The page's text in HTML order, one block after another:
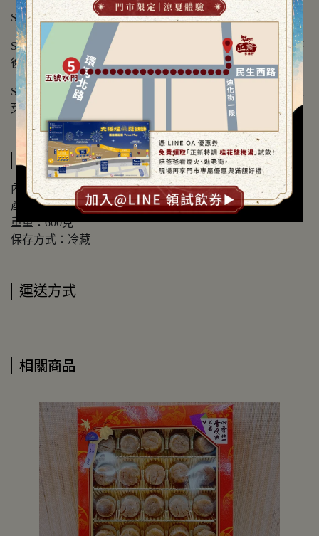
Step1. 第一天先泡水冷藏。
Step2. 第二天水滾後放入，小火煮2–3分鐘，熄火悶約4小時
後換乾淨水冷藏。
Step3. 第三天以蔥、薑、料理酒簡單去腥後，即可依喜好入
菜。
規格說明
內容物：鯊魚皮
產地：台灣
重量：600克
保存方式：冷藏
運送方式
相關商品